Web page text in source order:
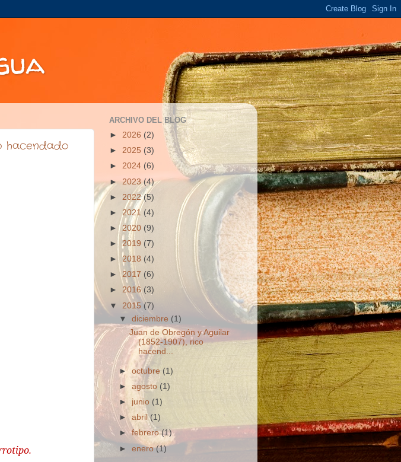
hacendado
ARCHIVO DEL BLOG
► 2026 (2)
► 2025 (3)
► 2024 (6)
►2023 (4)
► 2022(5)
► 2021 (4)
► 2020 (9)
► 2019 (7)
► 2018 (4)
►2017 (6)
► 2016 (3)
▼ 2015(7)
▼diciembre (1)
Juan de Obregón y Aguilar
(1852-1907), rico
hacend...
►octubre (1)
►agosto (1)
► junio (1)
►abril(1)
►febrero(1)
►enero(1)